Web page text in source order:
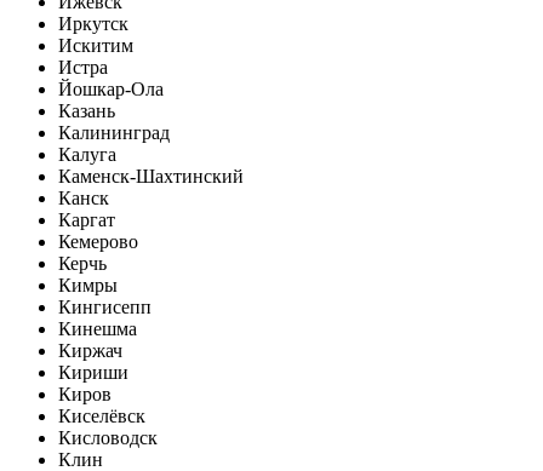
Иркутск
Искитим
Истра
Йошкар-Ола
Казань
Калининград
Калуга
Каменск-Шахтинский
Канск
Каргат
Кемерово
Керчь
Кимры
Кингисепп
Кинешма
Киржач
Кириши
Киров
Киселёвск
Кисловодск
Клин